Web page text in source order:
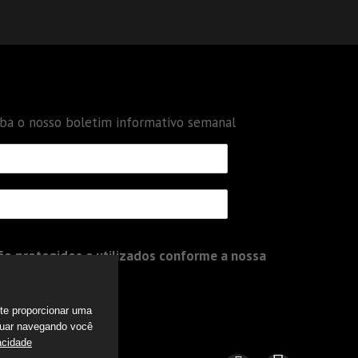
o nosso boletim informativo semanal
protegidos e utilizados conforme a nossa
proporcionar uma
navegando você